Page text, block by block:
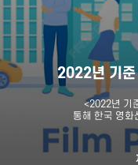
2022년 기준
<2022년 기
통해 한국 영화